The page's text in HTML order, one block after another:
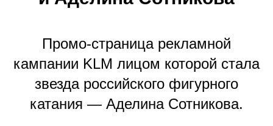
Промо-страница рекламной
кампании KLM лицом которой стала
звезда российского фигурного
катания — Аделина Сотникова.